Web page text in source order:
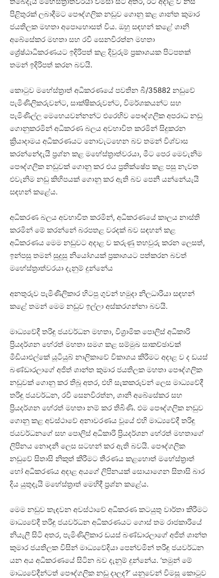
පිළිතුරක් ලබාදීමට පෞද්ගලික නඩුව ගොනු කළ ශාන්ත කුමාර
ජයතිලක මහතා අපොහොසත් විය. ඔහු සඳහන් කළේ ශානි
අබේසේකර මහතා සහ රවී සෙනවිරත්න මහතා
ශ්‍රේෂ්ඨාධිකරණයට ඉදිරිපත් කළ දිවුරුම් ප්‍රකාශයක පිටපතක්
තමන් ඉදිරිපත් කරන බවයි.
කොටුව මහේස්ත්‍රාත් අධිකරණයේ පවතින බී/35882 නඩුවේ
පැමිණිලිකරුවන්ට, සාක්ෂිකරුවන්ට, විමර්ශකයන්ට සහ
පැමිණිල්ල මෙහෙයවන්නන්ට එරෙහිව පෞද්ගලික අපරාධ නඩු
ගොනුකරමින් අධිකරණ බලය අවභාවිත කරමින් සිදුකරන
ක්‍රියාදාමය අධිකරණයට නොවැටහෙන බව තමන් විශ්වාස
කරන්නේදැයි ප්‍රශ්න කළ මහේස්ත්‍රාත්වරයා, මීට පෙර මෙවැනිම
පෞද්ගලික නඩුවක් ගොනු කර එය ප්‍රතික්ෂේප කළ පසු නැවත
එවැනිම නඩු කිහිපයක් ගොනු කර ඇති බව පෙනී යන්නේයැයි
සඳහන් කළේය.
අධිකරණ බලය අවභාවිත කරමින්, අධිකරණයේ කාලය නාස්ති
කරමින් මේ කරන්නේ බරපතළ වරදක් බව සඳහන් කළ
අධිකරණය මෙම නඩුවට අදාළ ව කරුණු තහවුරු කරන ලෙසත්,
ඉන්පසු තමන් සුදුසු නියෝගයක් ප්‍රකාශයට පත්කරන බවත්
මහේස්ත්‍රාත්වරයා දැනුම් දුන්නේය
අනතුරුව පැමිණිලිකාර හිටපු ගුවන් හමුදා නිලධාරියා සඳහන්
කළේ තමන් මෙම නඩුව ඉල්ලා අස්කරගන්නා බවයි.
මාධ්‍යවේදී තරිඳු ජයවර්ධන මහතා, විශ්‍රාමික පොලිස් අධිකාරි
ප්‍රියදර්ශන හේරත් මහතා සමග කළ සම්මුඛ සාකච්ඡාවක්
මීඩියාඑල්කේ යූටියුබ් නාලිකාවේ විකාශය කිරීමට අදාළ ව ද ඩයස්
බණ්ඩාරලාගේ අජිත් ශාන්ත කුමාර ජයතිලක මහතා පෞද්ගලික
නඩුවක් ගොනු කර තිබූ අතර, එහි සැකකරුවන් ලෙස මාධ්‍යවේදී
තරිඳු ජයවර්ධන, රවී සෙනවිරත්න, ශානි අබේසේකර සහ
ප්‍රියදර්ශන හේරත් මහතා නම් කර තිබිණි. එම පෞද්ගලික නඩුව
ගොනු කළ අවස්ථාවේ අනාවරණය වූයේ එහි මාධ්‍යවේදී තරිඳු
ජයවර්ධනගේ සහ පොලිස් අධිකාරි ප්‍රියදර්ශන හේරත් මහතාගේ
ලිපිනය නොදනී ලෙස සටහන් කර ඇති බවයි. පෞද්ගලික
නඩුවේ සිතාසි නිකුත් කිරීමට තීරණය කළහොත් මහේස්ත්‍රාත්
හෝ අධිකරණය අදාළ අයගේ ලිපිනයක් සොයාගෙන සිතාසි බාර
දිය යුතුදැයි මහේස්ත්‍රාත් මෙහිදී ප්‍රශ්න කළේය.
මෙම නඩුව කැඳවන අවස්ථාවේ අධිකරණ කටයුතු වාර්තා කිරීමට
මාධ්‍යවේදී තරිඳු ජයවර්ධන අධිකරණයට ගොස් තම රාජකාරියේ
නියැලී සිටි අතර, පැමිණිලිකාර ඩයස් බණ්ඩාරලාගේ අජිත් ශාන්ත
කුමාර ජයතිලක විසින් මාධ්‍යවේදියා පෙන්වමින් තරිඳු ජයවර්ධන
යන අය අධිකරණයේ සිටින බව දැනුම් දුන්නේය. ‘තමුන් මේ
මාධ්‍යවේදීන්ටත් පෞද්ගලික නඩු දාලද?’ යනුවෙන් විමසූ කොටුව